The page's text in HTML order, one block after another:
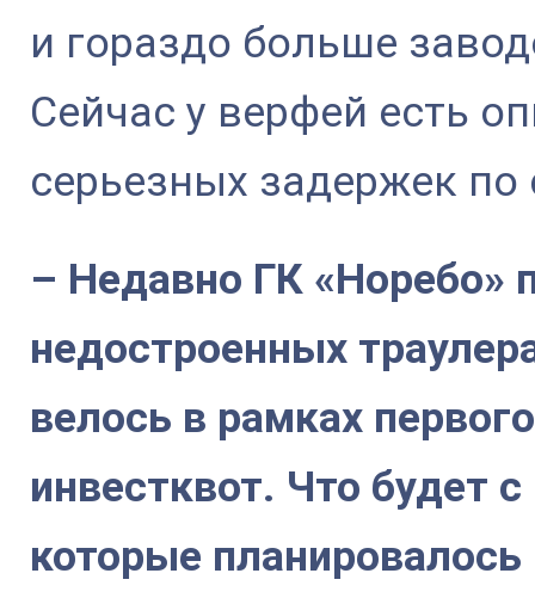
и гораздо больше
Сейчас у верфей есть
серьезных задержек по
– Недавно ГК «Норебо»
недостроенных
велось в рамках
инвестквот. Что будет
которые